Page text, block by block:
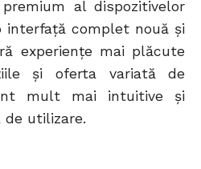
al dispozitivelor
complet nouă și
experiențe mai plăcute
și oferta variată de
mult mai intuitive și
de utilizare.